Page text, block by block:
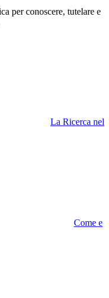
per conoscere, tutelare e
La Ricerca nel
Come e